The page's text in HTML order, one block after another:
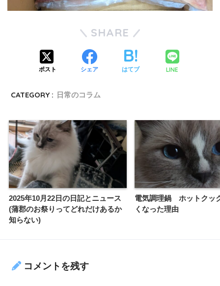
SHARE
ポスト シェア はてブ LINE
CATEGORY : 日常のコラム
2025年10月22日の日記とニュース
(蒲郡のお祭りってどれだけあるか
知らない)
電気調理鍋 ホットクッ
くなった理由
コメントを残す